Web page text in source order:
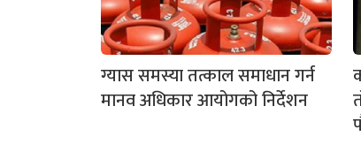
ग्यास समस्या तत्काल समाधान गर्न
मानव अधिकार आयोगको निर्देशन